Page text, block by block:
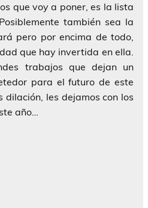
que voy a poner, es la lista
también sea la
pero por encima de todo,
que hay invertida en ella.
trabajos que dejan un
para el futuro de este
dilación, les dejamos con los
año…